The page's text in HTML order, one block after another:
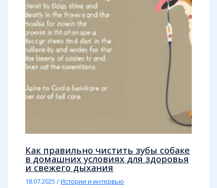
Как правильно чистить зубы собаке
в домашних условиях для здоровья
и свежего дыхания
18.07.2025/Истории и интервью